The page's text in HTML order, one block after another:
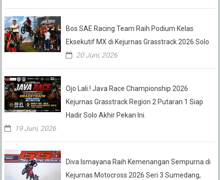
Bos SAE Racing Team Raih Podium Kelas
Eksekutif MX di Kejurnas Grasstrack 2026 Solo
20 Juni, 2026
Ojo Lali.! Java Race Championship 2026
Kejurnas Grasstrack Region 2 Putaran 1 Siap
Hadir Solo Akhir Pekan Ini.
19 Juni, 2026
Diva Ismayana Raih Kemenangan Sempurna di
Kejurnas Motocross 2026 Seri 3 Sumedang,